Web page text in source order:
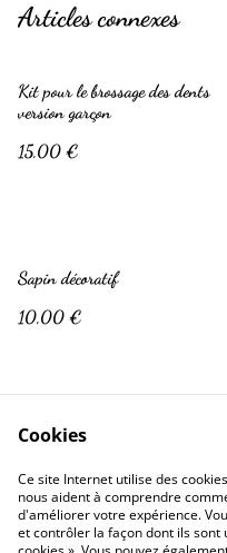
Articles connexes
Kit pour le brossage des dents
version garçon
15,00 €
Sapin décoratif
10,00 €
Contactez-nous
Politique de
Cookies
Ce site Internet utilise des
nous aident à comprendre
d'améliorer votre expérience.
et contrôler la façon dont ils sont